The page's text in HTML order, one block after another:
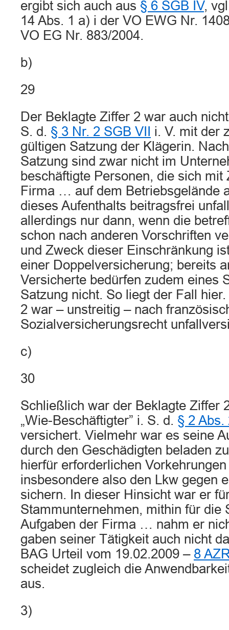
ergibt sich auch aus § 6 SGB IV,
14 Abs. 1 a) i der VO EWG Nr.
VO EG Nr. 883/2004.
b)
29
Der Beklagte Ziffer 2 war auch
S. d. § 3 Nr. 2 SGB VII
i. V. mit der
gültigen Satzung der Klägerin.
Satzung sind zwar nicht im
beschäftigte Personen, die sich mit
Firma … auf dem Betriebsgelände
dieses Aufenthalts beitragsfrei
allerdings nur dann, wenn die
schon nach anderen Vorschriften
und Zweck dieser Einschränkung
einer Doppelversicherung; bereits
Versicherte bedürfen zudem eines
Satzung nicht. So liegt der Fall
2 war – unstreitig – nach
Sozialversicherungsrecht
c)
30
Schließlich war der Beklagte Ziffer
„Wie-Beschäftigter” i. S. d. § 2 Abs.
versichert. Vielmehr war es seine
durch den Geschädigten beladen
hierfür erforderlichen
insbesondere also den Lkw gegen
sichern. In dieser Hinsicht war er
Stammunternehmen, mithin für die
Aufgaben der Firma … nahm er
gaben seiner Tätigkeit auch nicht
BAG Urteil vom 19.02.2009 – 8
scheidet zugleich die
aus.
3)